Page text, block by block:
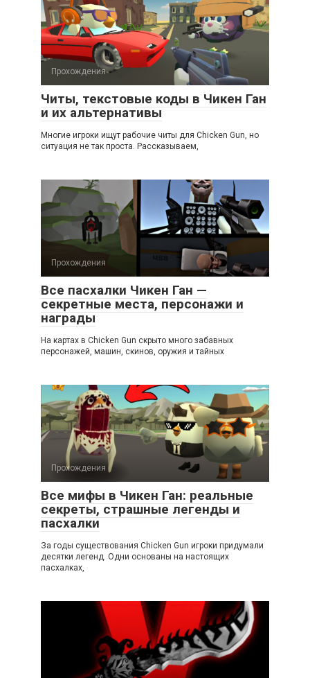
Прохождения
Читы, текстовые коды в Чикен Ган
и их альтернативы
Многие игроки ищут рабочие читы для Chicken Gun, но
ситуация не так проста. Рассказываем,
Прохождения
Все пасхалки Чикен Ган —
секретные места, персонажи и
награды
На картах в Chicken Gun скрыто много забавных
персонажей, машин, скинов, оружия и тайных
Прохождения
Все мифы в Чикен Ган: реальные
секреты, страшные легенды и
пасхалки
За годы существования Chicken Gun игроки придумали
десятки легенд. Одни основаны на настоящих
пасхалках,